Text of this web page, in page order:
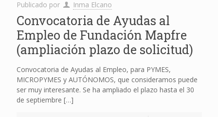
Publicado por Inma Elcano
Convocatoria de Ayudas al
Empleo de Fundación Mapfre
(ampliación plazo de solicitud)
Convocatoria de Ayudas al Empleo, para PYMES,
MICROPYMES y AUTÓNOMOS, que consideramos puede
ser muy interesante. Se ha ampliado el plazo hasta el 30
de septiembre […]